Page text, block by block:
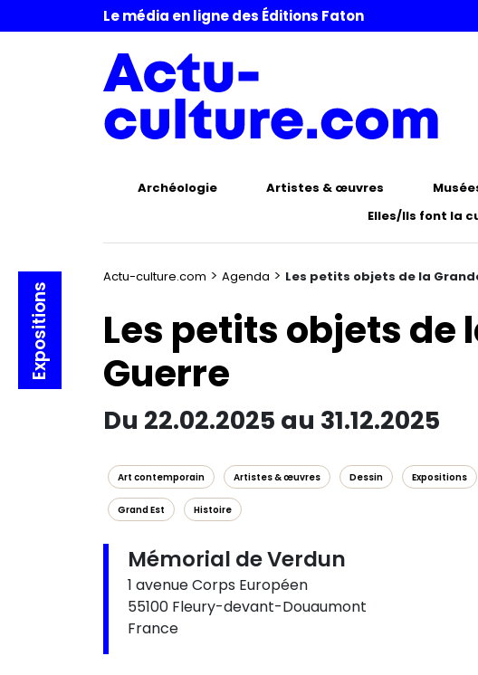
Le média en ligne des Éditions Faton
Archéologie Artistes & œuvres
Elles/Ils font la
Actu-culture.com > Agenda > Les petits objets de la
Expositions
Les petits objets de
Guerre
Du 22.02.2025 au 31.12.2025
Art contemporain Artistes & œuvres Dessin Expositions
Grand Est Histoire
Mémorial de Verdun
1 avenue Corps Européen
55100 Fleury-devant-Douaumont
France